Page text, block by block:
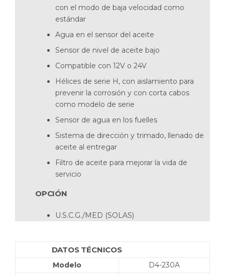
con el modo de baja velocidad como
estándar
Agua en el sensor del aceite
Sensor de nivel de aceite bajo
Compatible con 12V o 24V
Hélices de serie H, con aislamiento para
prevenir la corrosión y con corta cabos
como modelo de serie
Sensor de agua en los fuelles
Sistema de dirección y trimado, llenado de
aceite al entregar
Filtro de aceite para mejorar la vida de
servicio
OPCIÓN
U.S.C.G./MED (SOLAS)
DATOS TÉCNICOS
Modelo
D4-230A